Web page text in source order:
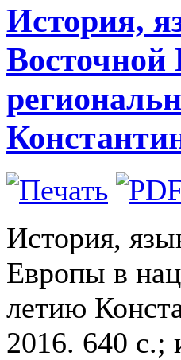
История,
История,
Европы в
летию
2016. 640 с.;